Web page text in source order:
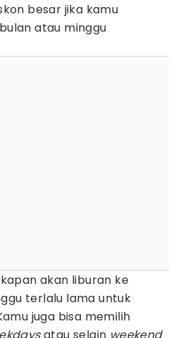
besar jika kamu
atau minggu
akan liburan ke
terlalu lama untuk
juga bisa memilih